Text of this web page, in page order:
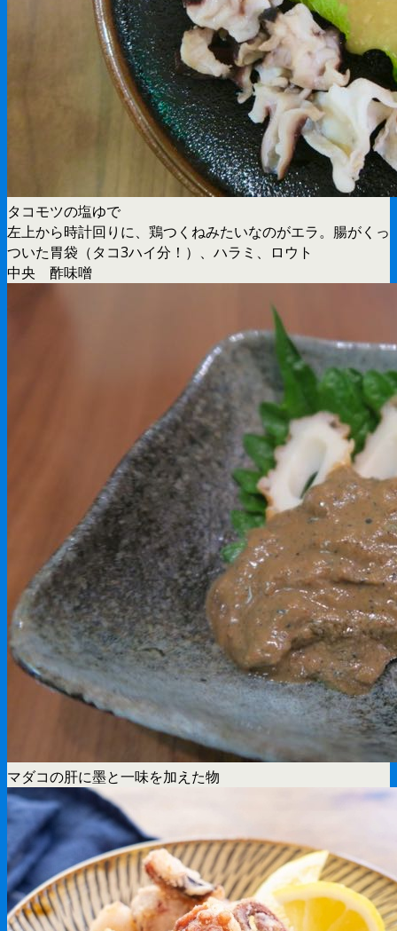
タコモツの塩ゆで
左上から時計回りに、鶏つくねみたいなのがエラ。腸がくっ
ついた胃袋（タコ3ハイ分！）、ハラミ、ロウト
中央 酢味噌
マダコの肝に墨と一味を加えた物